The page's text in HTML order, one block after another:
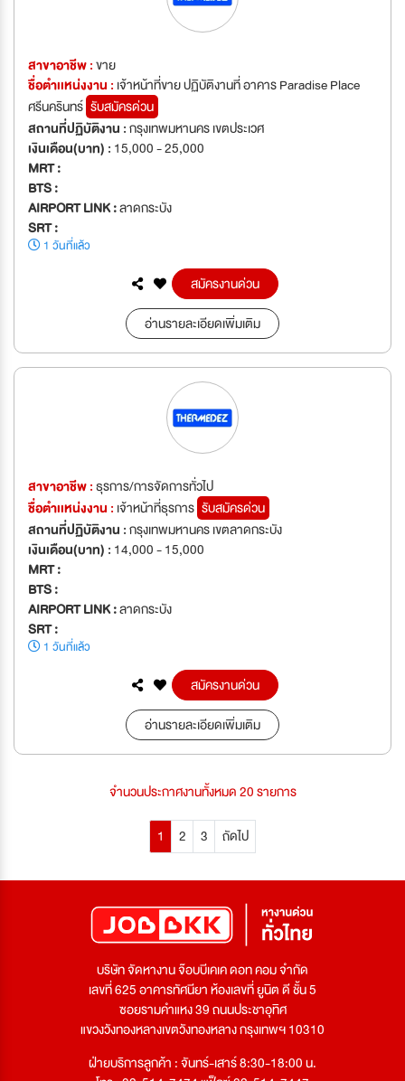
สาขาอาชีพ :ขาย
ชื่อตำเเหน่งงาน : เจ้าหน้าที่ขาย ปฏิบัติงานที่ อาคาร Paradise Place
ศรีนครินทร์ รับสมัครด่วน
สถานที่ปฏิบัติงาน :กรุงเทพมหานคร เขตประเวศ
เงินเดือน(บาท) : 15,000 - 25,000
MRT :
BTS :
AIRPORT LINK :ลาดกระบัง
SRT :
1 วันที่แล้ว
สมัครงานด่วน
อ่านรายละเอียดเพิ่มเติม
สาขาอาชีพ :ธุรการ/การจัดการทั่วไป
ชื่อตำเเหน่งงาน : เจ้าหน้าที่ธุรการ รับสมัครด่วน
สถานที่ปฏิบัติงาน :กรุงเทพมหานคร เขตลาดกระบัง
เงินเดือน(บาท) : 14,000 - 15,000
MRT :
BTS :
AIRPORT LINK :ลาดกระบัง
SRT :
1 วันที่แล้ว
สมัครงานด่วน
อ่านรายละเอียดเพิ่มเติม
จำนวนประกาศงานทั้งหมด 20 รายการ
1 2 3 ถัดไป
บริษัท จัดหางาน จ๊อบบีเคเค ดอท คอม จำกัด
เลขที่ 625 อาคารทัศนียา ห้องเลขที่ ยูนิต ดี ชั้น 5
ซอยรามคำแหง 39 ถนนประชาอุทิศ
แขวงวังทองหลางเขตวังทองหลาง กรุงเทพฯ 10310
ฝ่ายบริการลูกค้า : จันทร์-เสาร์ 8:30-18:00 น.